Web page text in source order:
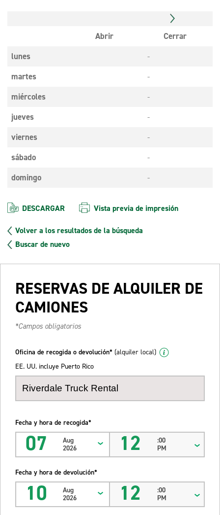
Abrir
Cerrar
lunes
-
martes
-
miércoles
-
jueves
-
viernes
-
sábado
-
domingo
-
DESCARGAR Vista previa de impresión
Volver a los resultados de la búsqueda
Buscar de nuevo
RESERVAS DE ALQUILER DE
CAMIONES
*Campos obligatorios
Oficina de recogida o devolución* (alquiler local)
EE. UU. incluye Puerto Rico
Fecha y hora de recogida*
07
Aug
2026
12
:00
PM
Fecha y hora de devolución*
10
Aug
2026
12
:00
PM